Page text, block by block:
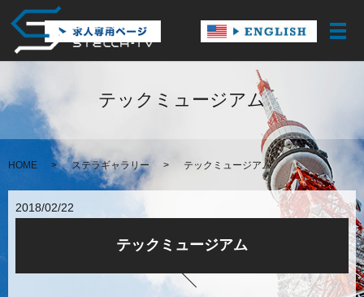
メ
テックミュージアム
HOME ステラギャラリー テックミュージアム
2018/02/22
テックミュージアム